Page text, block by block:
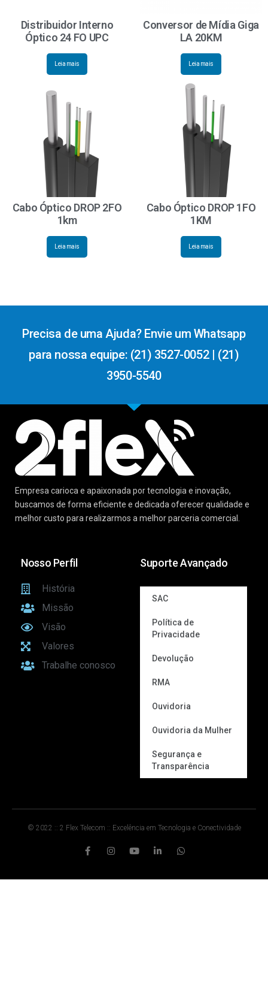
Distribuidor Interno
Óptico 24 FO UPC
Leia mais
Conversor de Mídia Giga
LA 20KM
Leia mais
Cabo Óptico DROP 2FO
1km
Leia mais
Cabo Óptico DROP 1FO
1KM
Leia mais
Precisa de uma Ajuda? Envie um Whatsapp
para nossa equipe: (21) 3527-0052 | (21)
3950-5540
Empresa carioca e apaixonada por tecnologia e inovação,
buscamos de forma eficiente e dedicada oferecer qualidade e
melhor custo para realizarmos a melhor parceria comercial.
Nosso Perfil
História
Missão
Visão
Valores
Trabalhe conosco
Suporte Avançado
SAC
Política de
Privacidade
Devolução
RMA
Ouvidoria
Ouvidoria da Mulher
Segurança e
Transparência
© 2022 :: 2 Flex Telecom :: Excelência em Tecnologia e Conectividade